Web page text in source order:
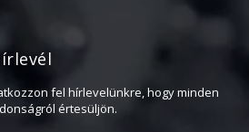
2018. február
2017. szeptember
fel hírlevelünkre, hogy minden
értesüljön.